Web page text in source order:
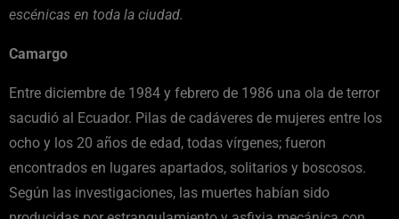
escénicas en toda la ciudad.
Camargo
Entre diciembre de 1984 y febrero de 1986 una ola de terror
sacudió al Ecuador. Pilas de cadáveres de mujeres entre los
ocho y los 20 años de edad, todas vírgenes; fueron
encontrados en lugares apartados, solitarios y boscosos.
Según las investigaciones, las muertes habían sido